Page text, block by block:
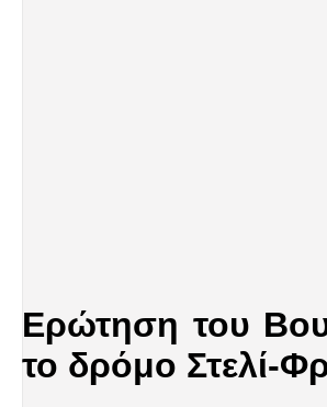
Ερώτηση του
το δρόμο Στελί-